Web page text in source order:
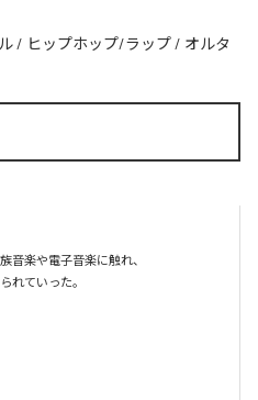
/ ヒップホップ/ラップ / オルタ
音楽や電子音楽に触れ、
れていった。